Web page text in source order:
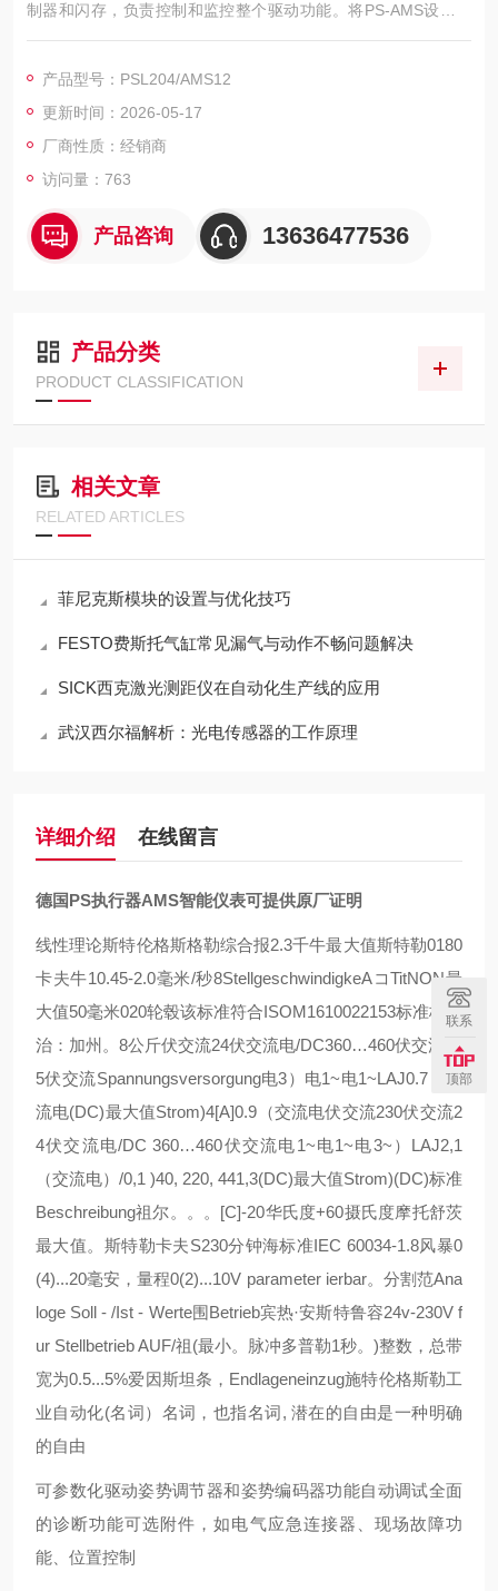
制器和闪存，负责控制和监控整个驱动功能。将PS-AMS设备的
所有功能整合到单个主板上，使其非常易于操作和安装，从而降
仪表可提供原厂证明
产品型号：PSL204/AMS12
更新时间：2026-05-17
厂商性质：经销商
访问量：763
产品咨询 13636477536
产品分类
PRODUCT CLASSIFICATION
相关文章
RELATED ARTICLES
菲尼克斯模块的设置与优化技巧
FESTO费斯托气缸常见漏气与动作不畅问题解决
SICK西克激光测距仪在自动化生产线的应用
武汉西尔福解析：光电传感器的工作原理
详细介绍 在线留言
德国PS执行器AMS智能仪表可提供原厂证明
线性理论斯特伦格斯格勒综合报2.3千牛最大值斯特勒0180
卡夫牛10.45-2.0毫米/秒8StellgeschwindigkeAコTitNON最
大值50毫米020轮毂该标准符合ISOM1610022153标准格威
治：加州。8公斤伏交流24伏交流电/DC360…460伏交流11
5伏交流Spannungsversorgung电3）电1~电1~LAJ0.7（交
流电(DC)最大值Strom)4[A]0.9（交流电伏交流230伏交流2
4伏交流电/DC 360…460伏交流电1~电1~电3~）LAJ2,1
（交流电）/0,1 )40, 220, 441,3(DC)最大值Strom)(DC)标准
Beschreibung祖尔。。。[C]-20华氏度+60摄氏度摩托舒茨
最大值。斯特勒卡夫S230分钟海标准IEC 60034-1.8风暴0
(4)...20毫安，量程0(2)...10V parameter ierbar。分割范Ana
loge Soll - /Ist - Werte围Betrieb宾热·安斯特鲁容24v-230V f
ur Stellbetrieb AUF/祖(最小。脉冲多普勒1秒。)整数，总带
宽为0.5...5%爱因斯坦条，Endlageneinzug施特伦格斯勒工
业自动化(名词）名词，也指名词, 潜在的自由是一种明确
的自由
可参数化驱动姿势调节器和姿势编码器功能自动调试全面
的诊断功能可选附件，如电气应急连接器、现场故障功
能、位置控制
联系
顶部